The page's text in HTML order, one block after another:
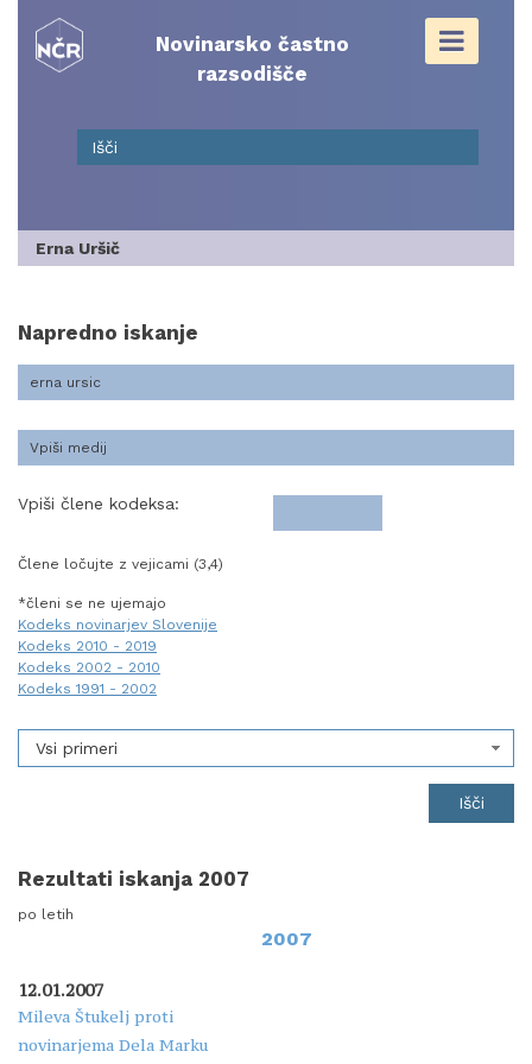
content
Novinarsko častno
razsodišče
Erna Uršič
Napredno iskanje
Vpiši člene kodeksa:
Člene ločujte z vejicami (3,4)
*členi se ne ujemajo
Kodeks novinarjev Slovenije
Kodeks 2010 - 2019
Kodeks 2002 - 2010
Kodeks 1991 - 2002
Vsi primeri
Rezultati iskanja 2007
po letih
2007
12.01.2007
Mileva Štukelj proti
novinarjema Dela Marku